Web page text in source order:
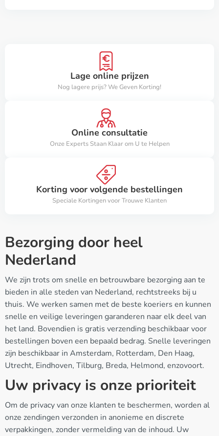
Lage online prijzen
Nog lagere prijs? We Geven Korting!
Online consultatie
Onze Experts Staan Klaar om U te Helpen
Korting voor volgende bestellingen
Speciale Kortingen voor Trouwe Klanten
Bezorging door heel
Nederland
We zijn trots om snelle en betrouwbare bezorging aan te
bieden in alle steden van Nederland, rechtstreeks bij u
thuis. We werken samen met de beste koeriers en kunnen
snelle en veilige leveringen garanderen naar elk deel van
het land. Bovendien is gratis verzending beschikbaar voor
bestellingen boven een bepaald bedrag. Snelle leveringen
zijn beschikbaar in Amsterdam, Rotterdam, Den Haag,
Utrecht, Eindhoven, Tilburg, Breda, Helmond, enzovoort.
Uw privacy is onze prioriteit
Om de privacy van onze klanten te beschermen, worden al
onze zendingen verzonden in anonieme en discrete
verpakkingen, zonder vermelding van de inhoud. Uw